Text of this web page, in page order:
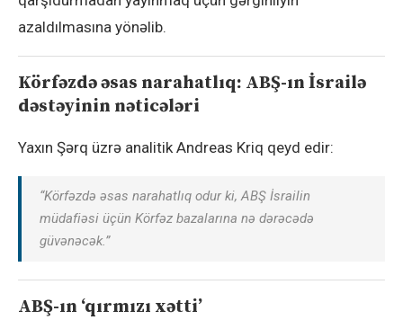
azaldılmasına yönəlib.
Körfəzdə əsas narahatlıq: ABŞ-ın İsrailə
dəstəyinin nəticələri
Yaxın Şərq üzrə analitik Andreas Kriq qeyd edir:
“Körfəzdə əsas narahatlıq odur ki, ABŞ İsrailin
müdafiəsi üçün Körfəz bazalarına nə dərəcədə
güvənəcək.”
ABŞ-ın ‘qırmızı xətti’